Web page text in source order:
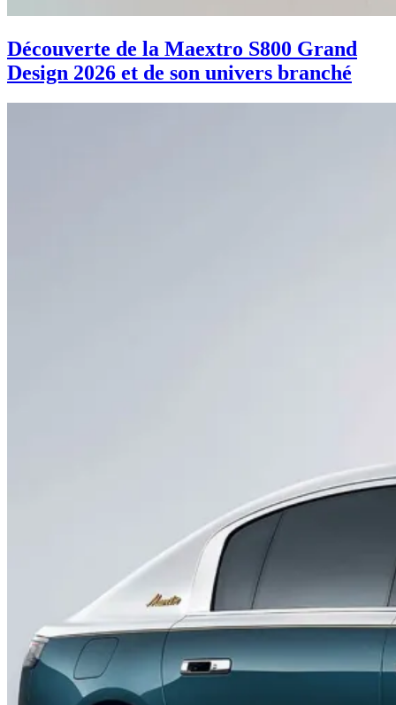
Découverte de la Maextro S800 Grand
Design 2026 et de son univers branché